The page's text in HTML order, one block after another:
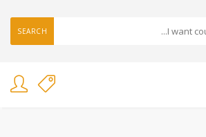
SEARCH